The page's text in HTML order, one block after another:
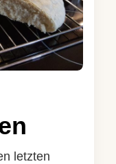
letzten